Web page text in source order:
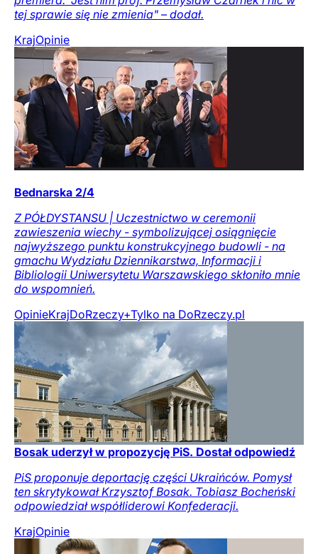
tej sprawie się nie zmienia" – dodał.
KrajOpinie
Bednarska 2/4
Z PÓŁDYSTANSU | Uczestnictwo w ceremonii
zawieszenia wiechy - symbolizującej osiągnięcie
najwyższego punktu konstrukcyjnego budowli - na
gmachu Wydziału Dziennikarstwa, Informacji i
Bibliologii Uniwersytetu Warszawskiego skłoniło mnie
do wspomnień.
OpinieKrajDoRzeczy+Tylko na DoRzeczy.pl
Bosak uderzył w propozycję PiS. Dostał odpowiedź
PiS proponuje deportację części Ukraińców. Pomysł
ten skrytykował Krzysztof Bosak. Tobiasz Bocheński
odpowiedział współliderowi Konfederacji.
KrajOpinie